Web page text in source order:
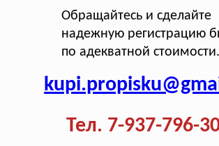
Обращайтесь и сделайте
надежную регистрацию
по адекватной стоимости.
Тел. 7-937-796-